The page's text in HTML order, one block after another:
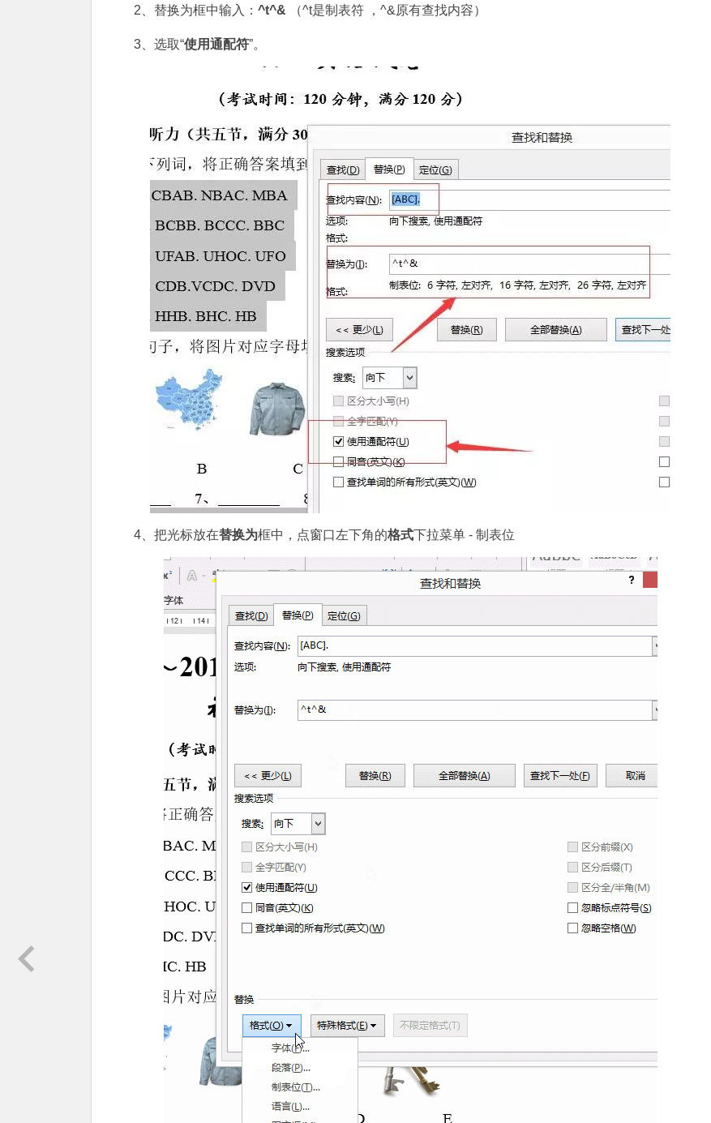
2、替换为框中输入： ^t^& （^t是制表符 ，^&原有查找内容）
3、选取“使用通配符”。
4、把光标放在替换为框中，点窗口左下角的格式下拉菜单 - 制表位